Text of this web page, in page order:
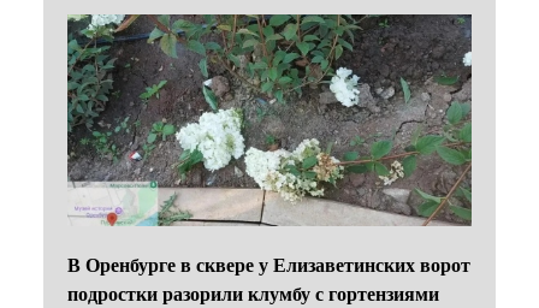
В Оренбурге в сквере у Елизаветинских ворот
подростки разорили клумбу с гортензиями